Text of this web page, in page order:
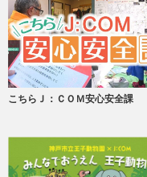
こちらＪ：ＣＯＭ安心安全課